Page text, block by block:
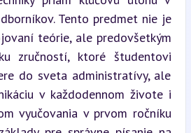
Tento predmet nie je
teórie, ale predovšetkým
zručností, ktoré študentovi
do sveta administratívy, ale
v každodennom živote i
vyučovania v prvom ročníku